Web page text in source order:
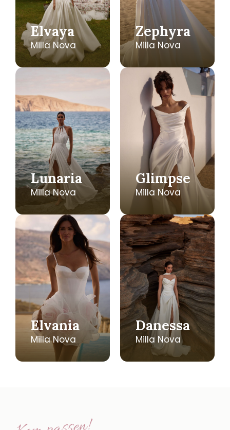
Elvaya
Milla Nova
Zephyra
Milla Nova
Lunaria
Milla Nova
Glimpse
Milla Nova
Elvania
Milla Nova
Danessa
Milla Nova